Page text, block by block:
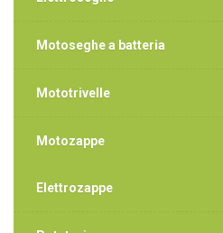
Motoseghe a batteria
Mototrivelle
Motozappe
Elettrozappe